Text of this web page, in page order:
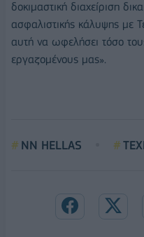
δοκιμαστική διαχείριση
ασφαλιστικής κάλυψης με
αυτή να ωφελήσει τόσο
εργαζομένους μας».
ΝΝ HELLAS